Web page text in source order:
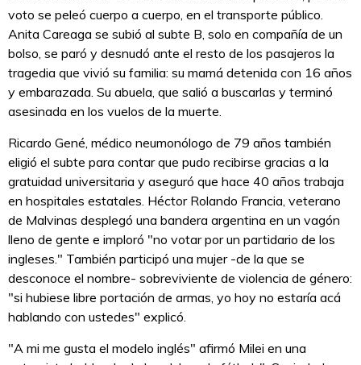
voto se peleó cuerpo a cuerpo, en el transporte público.
Anita Careaga se subió al subte B, solo en compañía de un
bolso, se paró y desnudó ante el resto de los pasajeros la
tragedia que vivió su familia: su mamá detenida con 16 años
y embarazada. Su abuela, que salió a buscarlas y terminó
asesinada en los vuelos de la muerte.
Ricardo Gené, médico neumonólogo de 79 años también
eligió el subte para contar que pudo recibirse gracias a la
gratuidad universitaria y aseguró que hace 40 años trabaja
en hospitales estatales. Héctor Rolando Francia, veterano
de Malvinas desplegó una bandera argentina en un vagón
lleno de gente e imploró "no votar por un partidario de los
ingleses." También participó una mujer -de la que se
desconoce el nombre- sobreviviente de violencia de género:
"si hubiese libre portación de armas, yo hoy no estaría acá
hablando con ustedes" explicó.
"A mi me gusta el modelo inglés" afirmó Milei en una